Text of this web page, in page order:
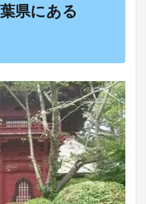
県にある